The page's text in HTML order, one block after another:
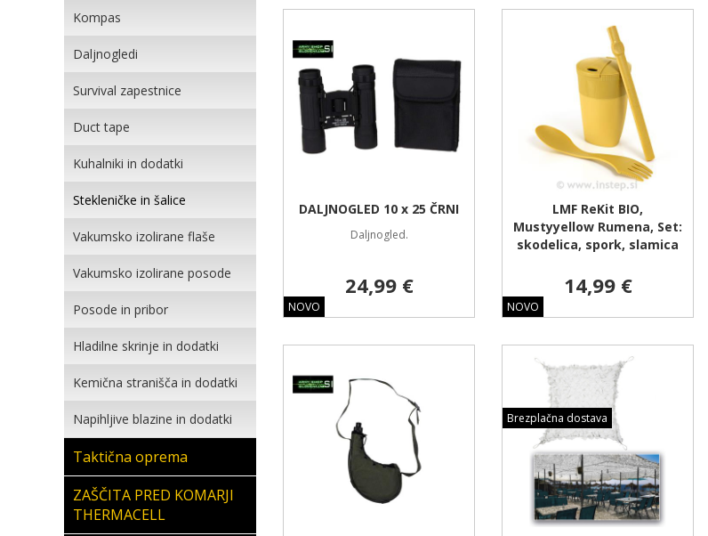
Kompas
Daljnogledi
Survival zapestnice
Duct tape
Kuhalniki in dodatki
Stekleničke in šalice
Vakumsko izolirane flaše
Vakumsko izolirane posode
Posode in pribor
Hladilne skrinje in dodatki
Kemična stranišča in dodatki
Napihljive blazine in dodatki
Taktična oprema
ZAŠČITA PRED KOMARJI
THERMACELL
NOVO
DALJNOGLED 10 x 25 ČRNI
Daljnogled.
24,99 €
NOVO
LMF ReKit BIO,
Mustyyellow Rumena, Set:
skodelica, spork, slamica
14,99 €
Brezplačna dostava